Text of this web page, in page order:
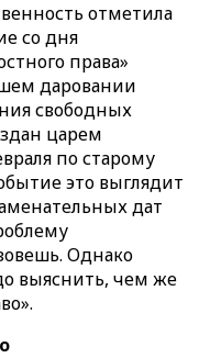
отметила
со дня
права»
даровании
свободных
царем
по старому
это выглядит
дат
Однако
выяснить, чем же